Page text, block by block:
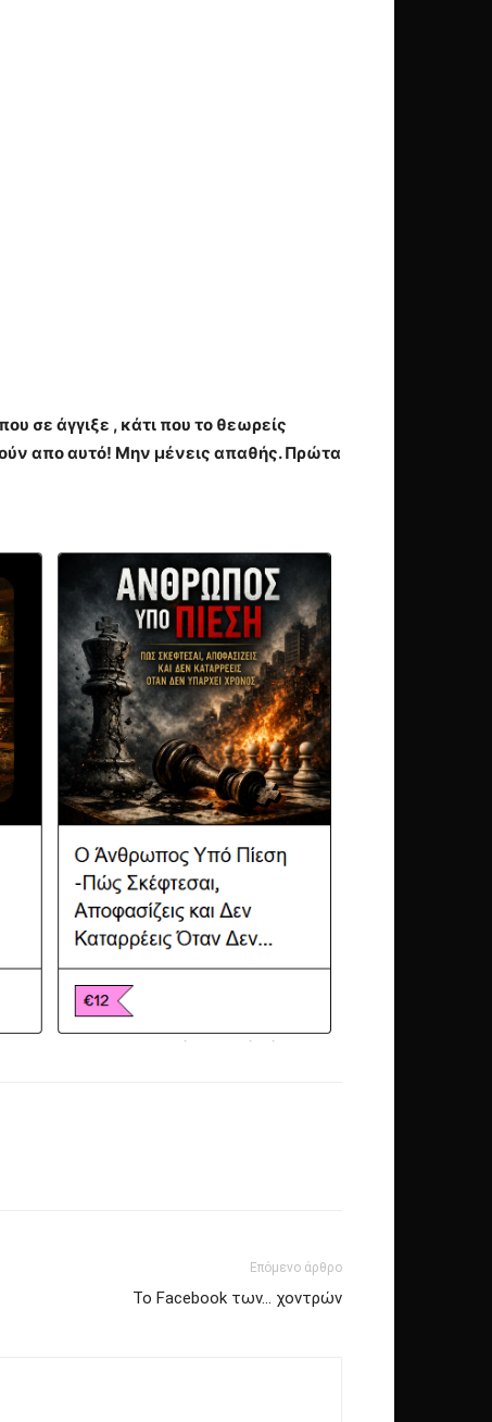
σε άγγιξε , κάτι που το θεωρείς
απο αυτό! Μην μένεις απαθής. Πρώτα
Επόμενο άρθρο
Το Facebook των… χοντρών